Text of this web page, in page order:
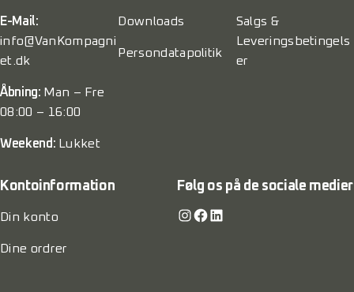
E-Mail:
info@VanKompagni
et.dk
Åbning: Man – Fre
08:00 – 16:00
Weekend: Lukket
Downloads
Persondatapolitik
Salgs &
Leveringsbetingels
er
Kontoinformation
Din konto
Dine ordrer
Følg os på de sociale medier
Instagram Facebook LinkedIn